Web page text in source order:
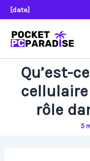
Aller
au
contenu
[date]
Qu’est-
rôle
5